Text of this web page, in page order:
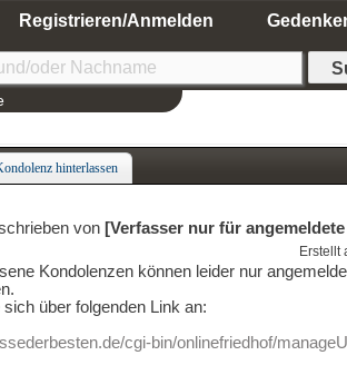
Registrieren/Anmelden
hinterlassen
von [Verfasser nur für
Erstellt
Kondolenzen können leider nur
über folgenden Link an:
cgi-bin/onlinefriedhof/